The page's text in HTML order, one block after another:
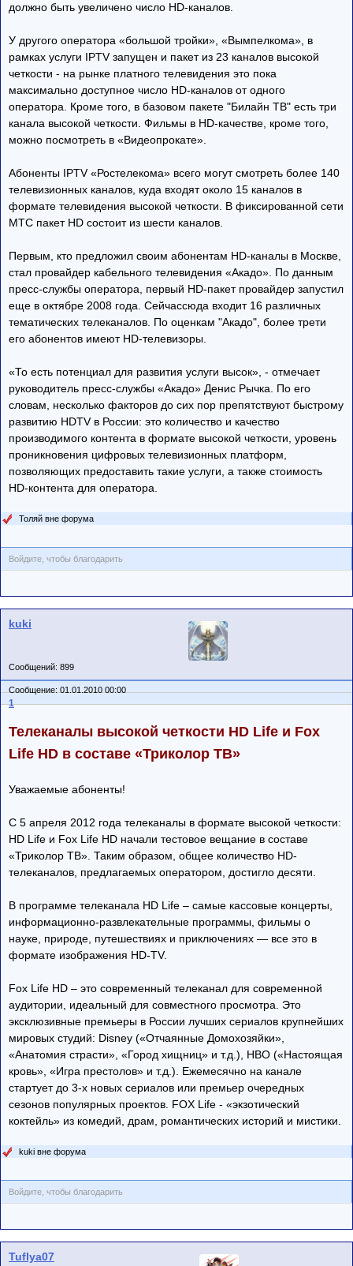
должно быть увеличено число HD-каналов.
У другого оператора «большой тройки», «Вымпелкома», в
рамках услуги IPTV запущен и пакет из 23 каналов высокой
четкости - на рынке платного телевидения это пока
максимально доступное число HD-каналов от одного
оператора. Кроме того, в базовом пакете "Билайн ТВ" есть три
канала высокой четкости. Фильмы в HD-качестве, кроме того,
можно посмотреть в «Видеопрокате».
Абоненты IPTV «Ростелекома» всего могут смотреть более 140
телевизионных каналов, куда входят около 15 каналов в
формате телевидения высокой четкости. В фиксированной сети
МТС пакет HD состоит из шести каналов.
Первым, кто предложил своим абонентам HD-каналы в Москве,
стал провайдер кабельного телевидения «Акадо». По данным
пресс-службы оператора, первый HD-пакет провайдер запустил
еще в октябре 2008 года. Сейчассюда входит 16 различных
тематических телеканалов. По оценкам "Акадо", более трети
его абонентов имеют HD-телевизоры.
«То есть потенциал для развития услуги высок», - отмечает
руководитель пресс-службы «Акадо» Денис Рычка. По его
словам, несколько факторов до сих пор препятствуют быстрому
развитию HDTV в России: это количество и качество
производимого контента в формате высокой четкости, уровень
проникновения цифровых телевизионных платформ,
позволяющих предоставить такие услуги, а также стоимость
HD-контента для оператора.
Толяй вне форума
Войдите, чтобы благодарить
kuki
Сообщений: 899
Сообщение: 01.01.2010 00:00
1
Телеканалы высокой четкости HD Life и Fox
Life HD в составе «Триколор ТВ»
Уважаемые абоненты!
С 5 апреля 2012 года телеканалы в формате высокой четкости:
HD Life и Fox Life HD начали тестовое вещание в составе
«Триколор ТВ». Таким образом, общее количество HD-
телеканалов, предлагаемых оператором, достигло десяти.
В программе телеканала HD Life – самые кассовые концерты,
информационно-развлекательные программы, фильмы о
науке, природе, путешествиях и приключениях — все это в
формате изображения HD-TV.
Fox Life HD – это современный телеканал для современной
аудитории, идеальный для совместного просмотра. Это
эксклюзивные премьеры в России лучших сериалов крупнейших
мировых студий: Disney («Отчаянные Домохозяйки»,
«Анатомия страсти», «Город хищниц» и т.д.), HBO («Настоящая
кровь», «Игра престолов» и т.д.). Ежемесячно на канале
стартует до 3-x новых сериалов или премьер очередных
сезонов популярных проектов. FOX Life - «экзотический
коктейль» из комедий, драм, романтических историй и мистики.
kuki вне форума
Войдите, чтобы благодарить
Tuflya07